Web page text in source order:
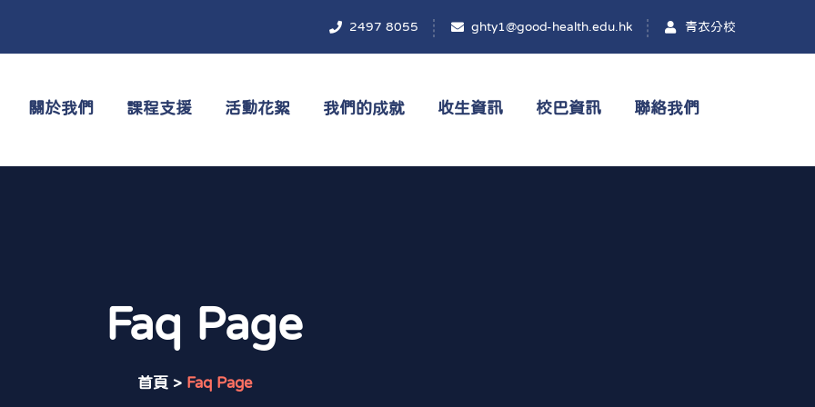
2497 8055 ghty1@good-health.edu.hk 青衣分校
關於我們 課程支援 活動花絮 我們的成就 收生資訊 校巴資訊 聯絡我們
Faq Page
首頁 > Faq Page